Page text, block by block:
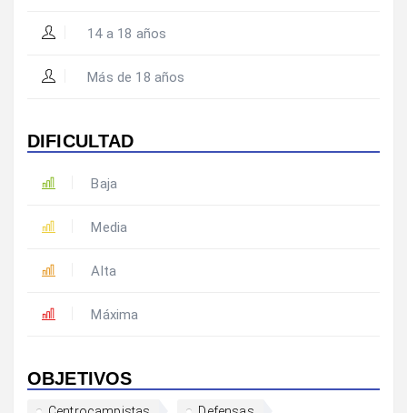
14 a 18 años
Más de 18 años
DIFICULTAD
Baja
Media
Alta
Máxima
OBJETIVOS